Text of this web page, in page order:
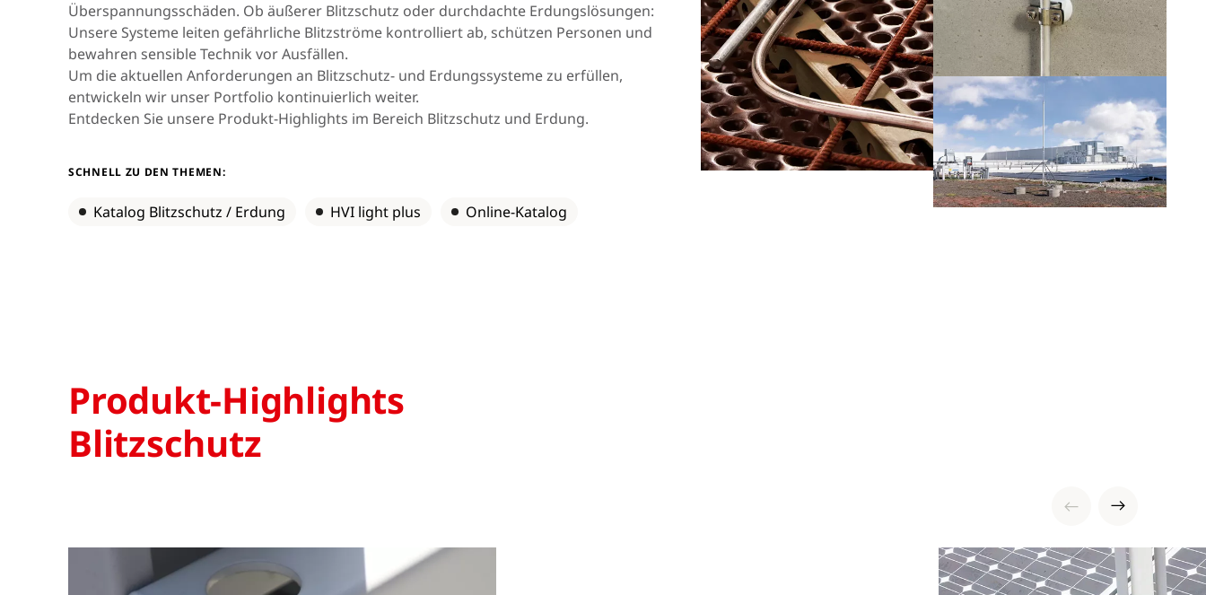
Afrika & Mittlerer
Osten
Norway
Polen
Portugal
Slowakei
Slowenien
Spanien
Schweden
Schweiz
Türkei
Ukraine
Überspannungsschäden. Ob äußerer Blitzschutz oder durchdachte Erdungslösungen:
Unsere Systeme leiten gefährliche Blitzströme kontrolliert ab, schützen Personen und
bewahren sensible Technik vor Ausfällen.
Um die aktuellen Anforderungen an Blitzschutz- und Erdungssysteme zu erfüllen,
entwickeln wir unser Portfolio kontinuierlich weiter.
Entdecken Sie unsere Produkt-Highlights im Bereich Blitzschutz und Erdung.
SCHNELL ZU DEN THEMEN:
Katalog Blitzschutz / Erdung HVI light plus Online-Katalog
Produkt-Highlights
Blitzschutz